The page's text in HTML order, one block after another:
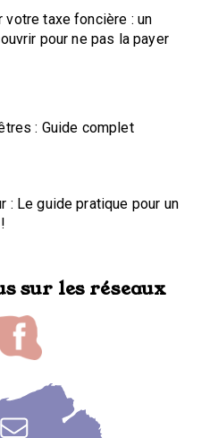
votre taxe foncière : un
pour ne pas la payer
: Guide complet
: Le guide pratique pour un
sur les réseaux